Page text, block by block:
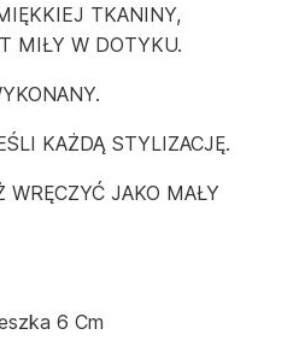
TKANINY,
MIŁY W DOTYKU.
KAŻDĄ STYLIZACJĘ.
WRĘCZYĆ JAKO MAŁY
6 Cm